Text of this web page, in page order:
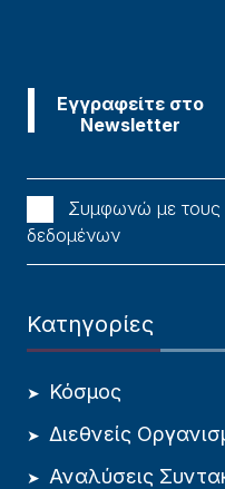
Συμφωνώ με
δεδομένων
Κατηγορίες
Κόσμος
Διεθνείς
Αναλύσεις